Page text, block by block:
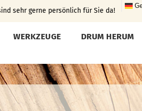
sehr gerne persönlich für Sie da!
WERKZEUGE DRUM HERUM